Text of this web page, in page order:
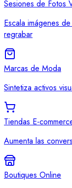
Sesiones de Fotos
Escala imágenes
regrabar
Marcas de Moda
Sintetiza activos
Tiendas E-
Aumenta las
Boutiques Online